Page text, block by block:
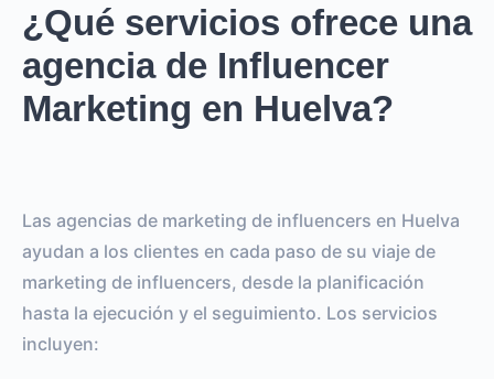
¿Qué servicios ofrece una
agencia de Influencer
Marketing en Huelva?
Las agencias de marketing de influencers en Huelva
ayudan a los clientes en cada paso de su viaje de
marketing de influencers, desde la planificación
hasta la ejecución y el seguimiento. Los servicios
incluyen: